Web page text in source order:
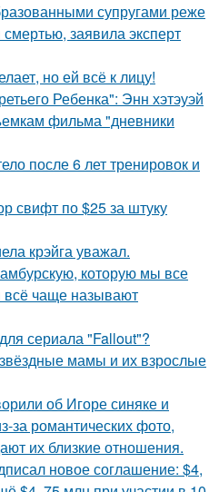
супругами реже
заявила эксперт
но ей всё к лицу!
Ребенка": Энн хэтэуэй
фильма "дневники
после 6 лет тренировок и
свифт по $25 за штуку
крэйга уважал.
которую мы все
всё чаще называют
сериала "Fallout"?
мамы и их взрослые
об Игоре синяке и
за романтических фото,
их близкие отношения.
новое соглашение: $4,